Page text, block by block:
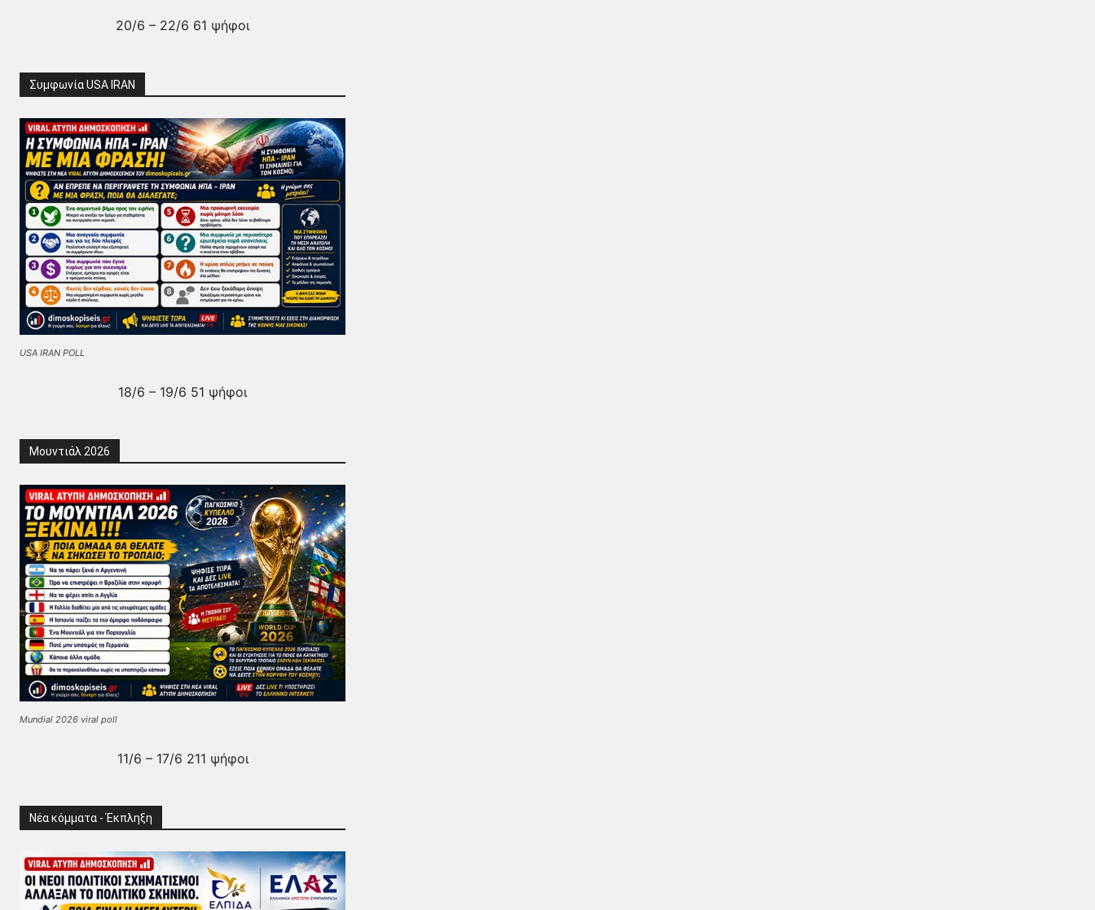
20/6 – 22/6 61 ψήφοι
Συμφωνία USA IRAN
USA IRAN POLL
18/6 – 19/6 51 ψήφοι
Μουντιάλ 2026
Mundial 2026 viral poll
11/6 – 17/6 211 ψήφοι
Νέα κόμματα - Έκπληξη